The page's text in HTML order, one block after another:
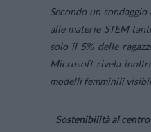
Secondo un
alle materie STEM
solo il 5% delle
Microsoft rivela
modelli femminili
Sostenibilità al